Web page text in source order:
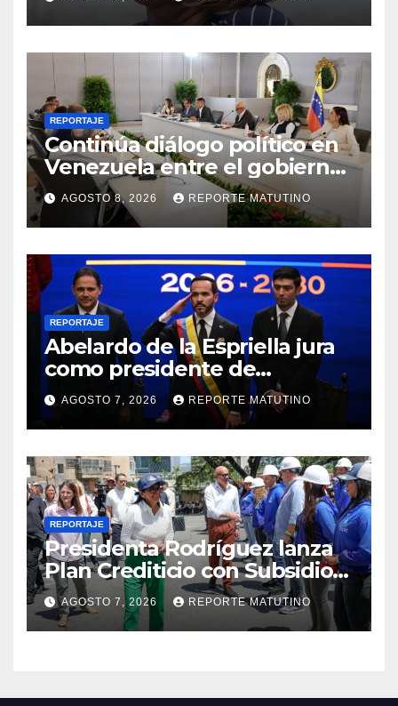
REPORTAJE
Continúa diálogo político en
Venezuela entre el gobierno
y la oposición
AGOSTO 8, 2026 REPORTE MATUTINO
REPORTAJE
Abelardo de la Espriella jura
como presidente de
Colombia para el periodo
2026-2030
AGOSTO 7, 2026 REPORTE MATUTINO
REPORTAJE
Presidenta Rodríguez lanza
Plan Crediticio con Subsidio
Directo en encuentro con
Juntas de Condominio
AGOSTO 7, 2026 REPORTE MATUTINO